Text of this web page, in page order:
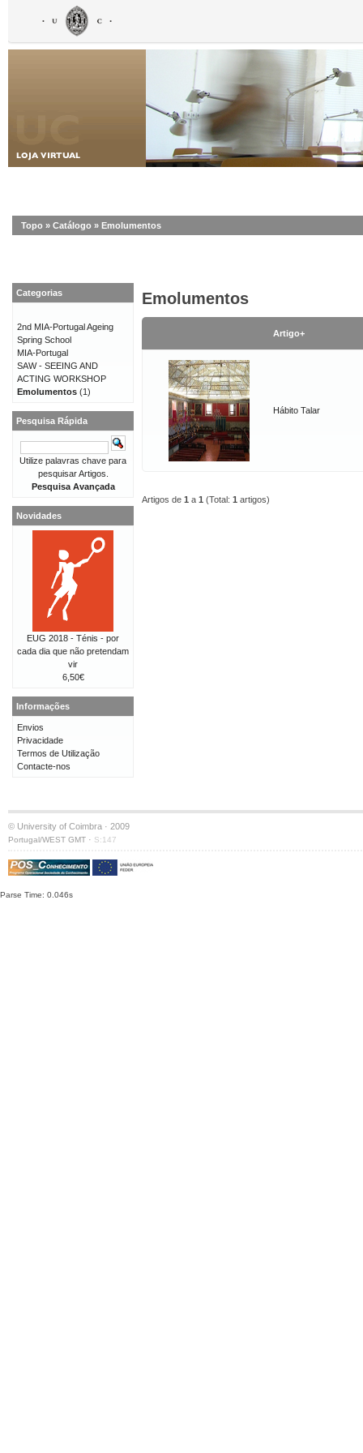
Topo » Catálogo » Emolumentos
Emolumentos
Artigo+
Hábito Talar
Artigos de 1 a 1 (Total: 1 artigos)
Categorias
2nd MIA-Portugal Ageing
Spring School
MIA-Portugal
SAW - SEEING AND
ACTING WORKSHOP
Emolumentos (1)
Pesquisa Rápida
Utilize palavras chave para
pesquisar Artigos.
Pesquisa Avançada
Novidades
EUG 2018 - Ténis - por
cada dia que não pretendam
vir
6,50€
Informações
Envios
Privacidade
Termos de Utilização
Contacte-nos
© University of Coimbra · 2009
Portugal/WEST GMT · S:147
Parse Time: 0.046s